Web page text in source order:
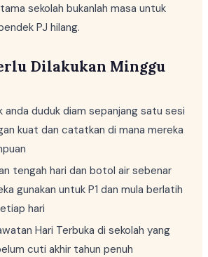
sekolah bukanlah masa untuk
PJ hilang.
Dilakukan Minggu
anda duduk diam sepanjang satu sesi
kuat dan catatkan di mana mereka
tengah hari dan botol air sebenar
gunakan untuk P1 dan mula berlatih
hari
Hari Terbuka di sekolah yang
cuti akhir tahun penuh